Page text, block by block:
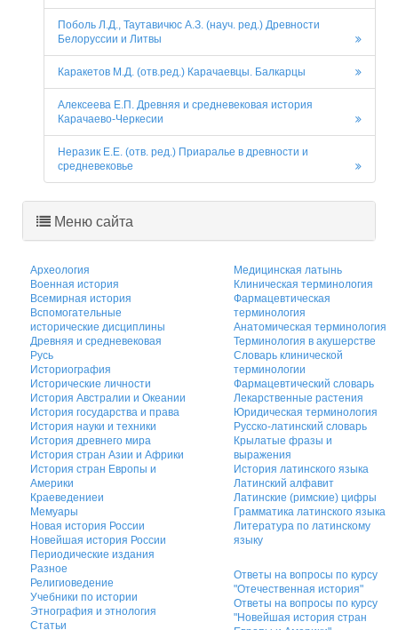
Поболь Л.Д., Таутавичюс А.З. (науч. ред.) Древности
Белоруссии и Литвы
Каракетов М.Д. (отв.ред.) Карачаевцы. Балкарцы
Алексеева Е.П. Древняя и средневековая история
Карачаево-Черкесии
Неразик Е.Е. (отв. ред.) Приаралье в древности и
средневековье
Меню сайта
Археология
Военная история
Всемирная история
Вспомогательные
исторические дисциплины
Древняя и средневековая
Русь
Историография
Исторические личности
История Австралии и Океании
История государства и права
История науки и техники
История древнего мира
История стран Азии и Африки
История стран Европы и
Америки
Краеведениеи
Мемуары
Новая история России
Новейшая история России
Периодические издания
Разное
Религиоведение
Учебники по истории
Этнография и этнология
Статьи
Медицинская латынь
Клиническая терминология
Фармацевтическая
терминология
Анатомическая терминология
Терминология в акушерстве
Словарь клинической
терминологии
Фармацевтический словарь
Лекарственные растения
Юридическая терминология
Русско-латинский словарь
Крылатые фразы и
выражения
История латинского языка
Латинский алфавит
Латинские (римские) цифры
Грамматика латинского языка
Литература по латинскому
языку
Ответы на вопросы по курсу
"Отечественная история"
Ответы на вопросы по курсу
"Новейшая история стран